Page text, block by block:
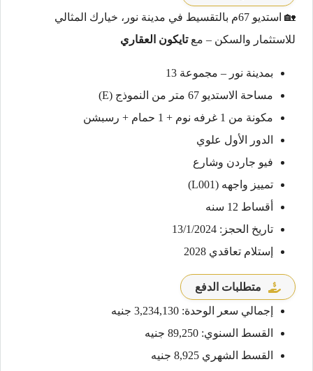
🏡 استديو 67م بالتقسيط في مدينة نور، خيارك المثالي
للاستثمار والسكن – معتايكون العقاري
بمدينة نور – مجموعة 13
مساحة الاستديو 67 متر من النموذج (E)
مكونة من 1 غرفه نوم + 1 حمام + رسبشن
الدور الأول علوي
فيو جاردن وشارع
تمييز واجهه (L001)
أقساط 12 سنه
تاريخ الحجز: 13/1/2024
إستلام تعاقدي 2028
متطلبات الدفع
إجمالي سعر الوحدة: 3,234,130 جنيه
القسط السنوي: 89,250 جنيه
القسط الشهري 8,925 جنيه